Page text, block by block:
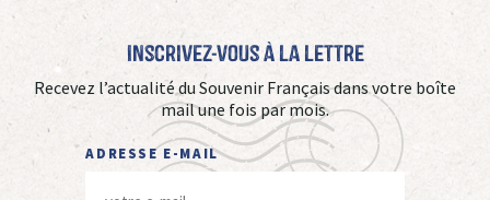
Inscrivez-vous à La Lettre
Recevez l’actualité du Souvenir Français dans votre boîte
mail une fois par mois.
ADRESSE E-MAIL